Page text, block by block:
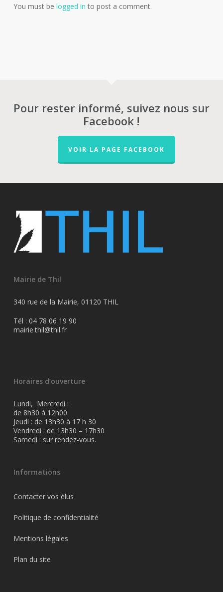
You must be logged in to post a comment.
Pour rester informé, suivez nous sur
Facebook !
VOIR LA PAGE FACEBOOK
Mairie de Thil
340 rue de la Mairie, 01120 THIL
Tél : 04 78 06 19 90
mairie.thil@thil.fr
Horaires d’ouverture
Lundi, Mercredi :
de 8h30 à 12h00
Jeudi : de 13h30 à 17 h 30
Vendredi : de 13h30 – 17h30
Samedi : sur rendez-vous.
Informations
Contacter vos élus
Politique de confidentialité
Mentions légales
Plan du site